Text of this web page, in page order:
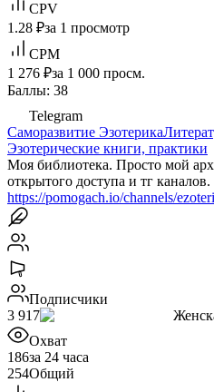
CPV
1.28 ₽за 1 просмотр
CPM
1 276 ₽за 1 000 просм.
Баллы: 38
Telegram
Саморазвитие Эзотерика
Эзотерические книги, практики
Моя библиотека. Просто мой
открытого доступа и тг
https://pomogach.io/channels/
Подписчики
3 917
Охват
186за 24 часа
254Общий